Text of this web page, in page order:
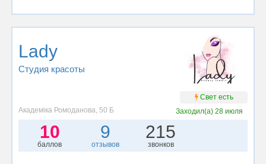
Lady
Студия красоты
Свет есть
Академіка Ромоданова, 50 Б
Заходил(а)28 июля
10
баллов
9
отзывов
215
звонков